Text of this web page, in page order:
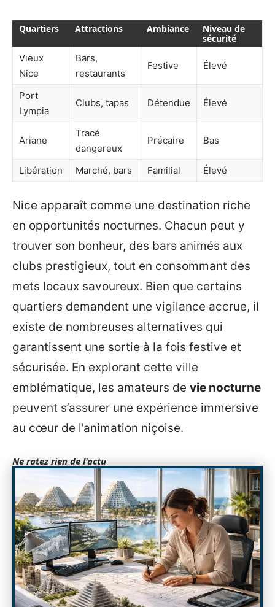
Quartiers Attractions Ambiance
Niveau de
sécurité
Vieux
Nice
Bars,
restaurants
Festive Élevé
Port
Lympia
Clubs, tapas Détendue Élevé
Ariane
Tracé
dangereux
Précaire Bas
Libération Marché, bars Familial Élevé
Nice apparaît comme une destination riche
en opportunités nocturnes. Chacun peut y
trouver son bonheur, des bars animés aux
clubs prestigieux, tout en consommant des
mets locaux savoureux. Bien que certains
quartiers demandent une vigilance accrue, il
existe de nombreuses alternatives qui
garantissent une sortie à la fois festive et
sécurisée. En explorant cette ville
emblématique, les amateurs de vie nocturne
peuvent s’assurer une expérience immersive
au cœur de l’animation niçoise.
Ne ratez rien de l'actu